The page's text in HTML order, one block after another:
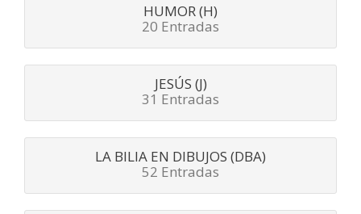
HUMOR (H)
20 Entradas
JESÚS (J)
31 Entradas
LA BILIA EN DIBUJOS (DBA)
52 Entradas